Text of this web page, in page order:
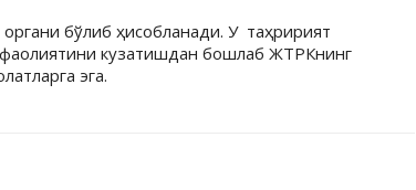
бўлиб ҳисобланади. У таҳририят
кузатишдан бошлаб ЖТРКнинг
эга.